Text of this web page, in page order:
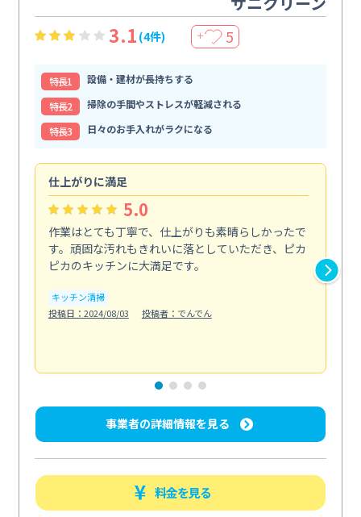
3.1 (4件) ＋ 5
特⻑1
設備・建材が長持ちする
特⻑2
掃除の手間やストレスが軽減される
特⻑3
日々のお手入れがラクになる
仕上がりに満足
5.0
作業はとても丁寧で、仕上がりも素晴らしかったで
す。頑固な汚れもきれいに落としていただき、ピカ
ピカのキッチンに大満足です。
キッチン清掃
投稿日：2024/08/03
投稿者：でんでん
事業者の詳細情報を見る
料金を見る